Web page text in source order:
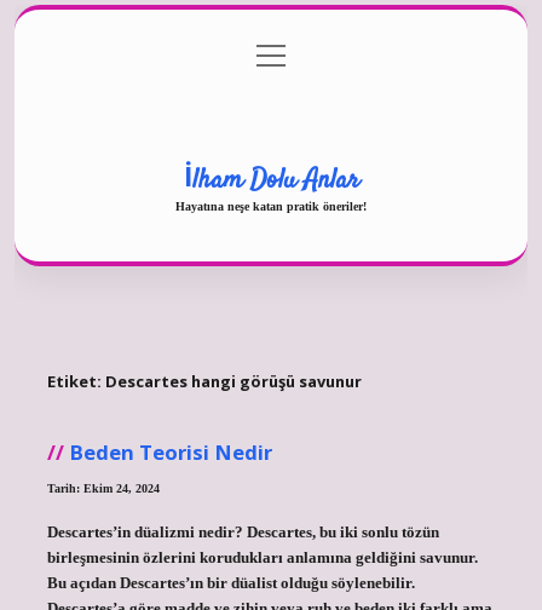
Gizlilik Politikası
menüyü
aç
İlham Dolu Anlar
Hayatına neşe katan pratik öneriler!
Etiket: Descartes hangi görüşü savunur
Beden Teorisi Nedir
Tarih: Ekim 24, 2024
Descartes’in düalizmi nedir? Descartes, bu iki sonlu tözün
birleşmesinin özlerini korudukları anlamına geldiğini savunur.
Bu açıdan Descartes’ın bir düalist olduğu söylenebilir.